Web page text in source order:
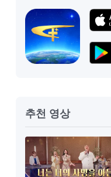
5:48
추천 영상